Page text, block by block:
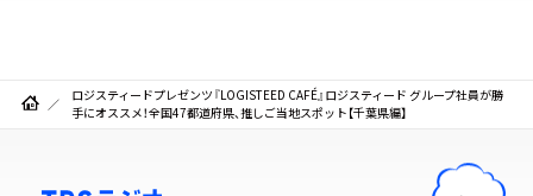
ロジスティードプレゼンツ『LOGISTEED CAFÉ』ロジスティード グループ社員が勝
手にオススメ！全国47都道府県、推しご当地スポット【千葉県編】